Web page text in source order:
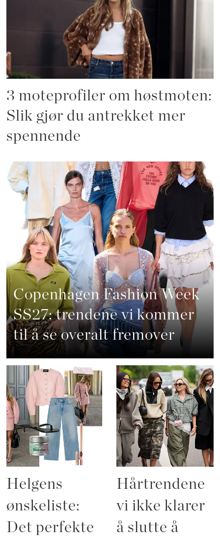
3 moteprofiler om høstmoten:
Slik gjør du antrekket mer
spennende
Copenhagen Fashion Week
SS27: trendene vi kommer
til å se overalt fremover
Helgens
ønskeliste:
Det perfekte
Hårtrendene
vi ikke klarer
å slutte å